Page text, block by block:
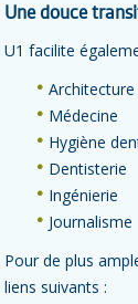
Une douce
U1 facilite
Architecture
Médecine
Hygiène
Dentisterie
Ingénierie
Journalisme
Pour de plus
liens suivants :